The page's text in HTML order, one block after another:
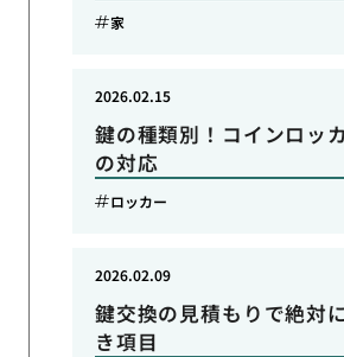
家
鍵の種類別！コインロッ
の対応
2026.02.15
ロッカー
鍵交換の見積もりで絶対
き項目
2026.02.09